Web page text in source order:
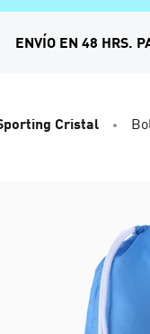
ENVÍO EN 48 HRS.
Cristal